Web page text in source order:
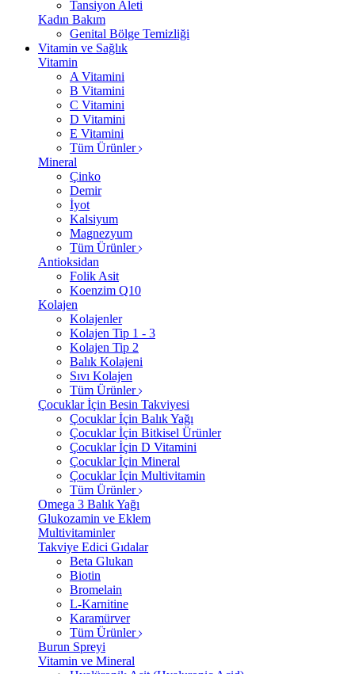
Tansiyon Aleti
Kadın Bakım
Genital Bölge Temizliği
Vitamin ve Sağlık
Vitamin
A Vitamini
B Vitamini
C Vitamini
D Vitamini
E Vitamini
Tüm Ürünler
Mineral
Çinko
Demir
İyot
Kalsiyum
Magnezyum
Tüm Ürünler
Antioksidan
Folik Asit
Koenzim Q10
Kolajen
Kolajenler
Kolajen Tip 1 - 3
Kolajen Tip 2
Balık Kolajeni
Sıvı Kolajen
Tüm Ürünler
Çocuklar İçin Besin Takviyesi
Çocuklar İçin Balık Yağı
Çocuklar İçin Bitkisel Ürünler
Çocuklar İçin D Vitamini
Çocuklar İçin Mineral
Çocuklar İçin Multivitamin
Tüm Ürünler
Omega 3 Balık Yağı
Glukozamin ve Eklem
Multivitaminler
Takviye Edici Gıdalar
Beta Glukan
Biotin
Bromelain
L-Karnitine
Karamürver
Tüm Ürünler
Burun Spreyi
Vitamin ve Mineral